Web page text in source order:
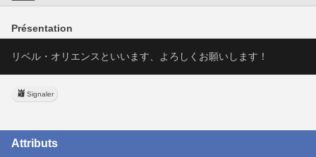
Présentation
リベル・オリエンスといいます、よろしくお願いします！
Signaler
Attributs